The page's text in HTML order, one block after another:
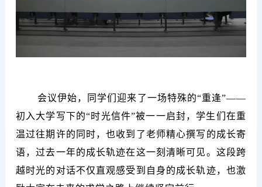
会议伊始，同学们迎来了一场特殊的“重逢”——
初入大学写下的“时光信件”被一一启封，学生们在重
温过往期许的同时，也收到了老师精心撰写的成长寄
语，过去一年的成长轨迹在这一刻清晰可见。这段跨
越时光的对话不仅直观感受到自身的成长轨迹，也激